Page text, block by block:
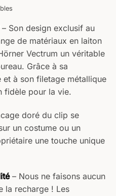
– Son design exclusif au
de matériaux en laiton
Vectrum un véritable
Grâce à sa
à son filetage métallique
fidèle pour la vie.
doré du clip se
un costume ou un
une touche unique
– Nous ne faisons aucun
la recharge ! Les